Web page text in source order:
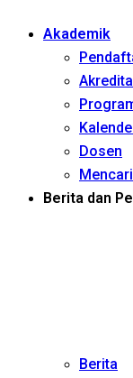
Akademik
Dosen
Berita dan
Berita